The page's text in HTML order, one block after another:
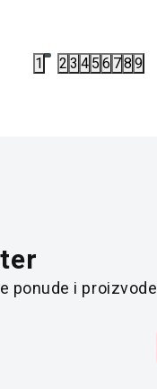
1 2 3 4 5 6 78 9
ponude i proizvode